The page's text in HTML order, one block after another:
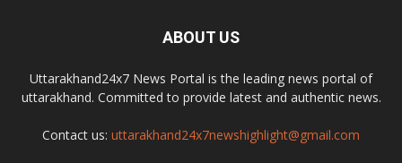
ABOUT US
Uttarakhand24x7 News Portal is the leading news portal of
uttarakhand. Committed to provide latest and authentic news.
Contact us: uttarakhand24x7newshighlight@gmail.com